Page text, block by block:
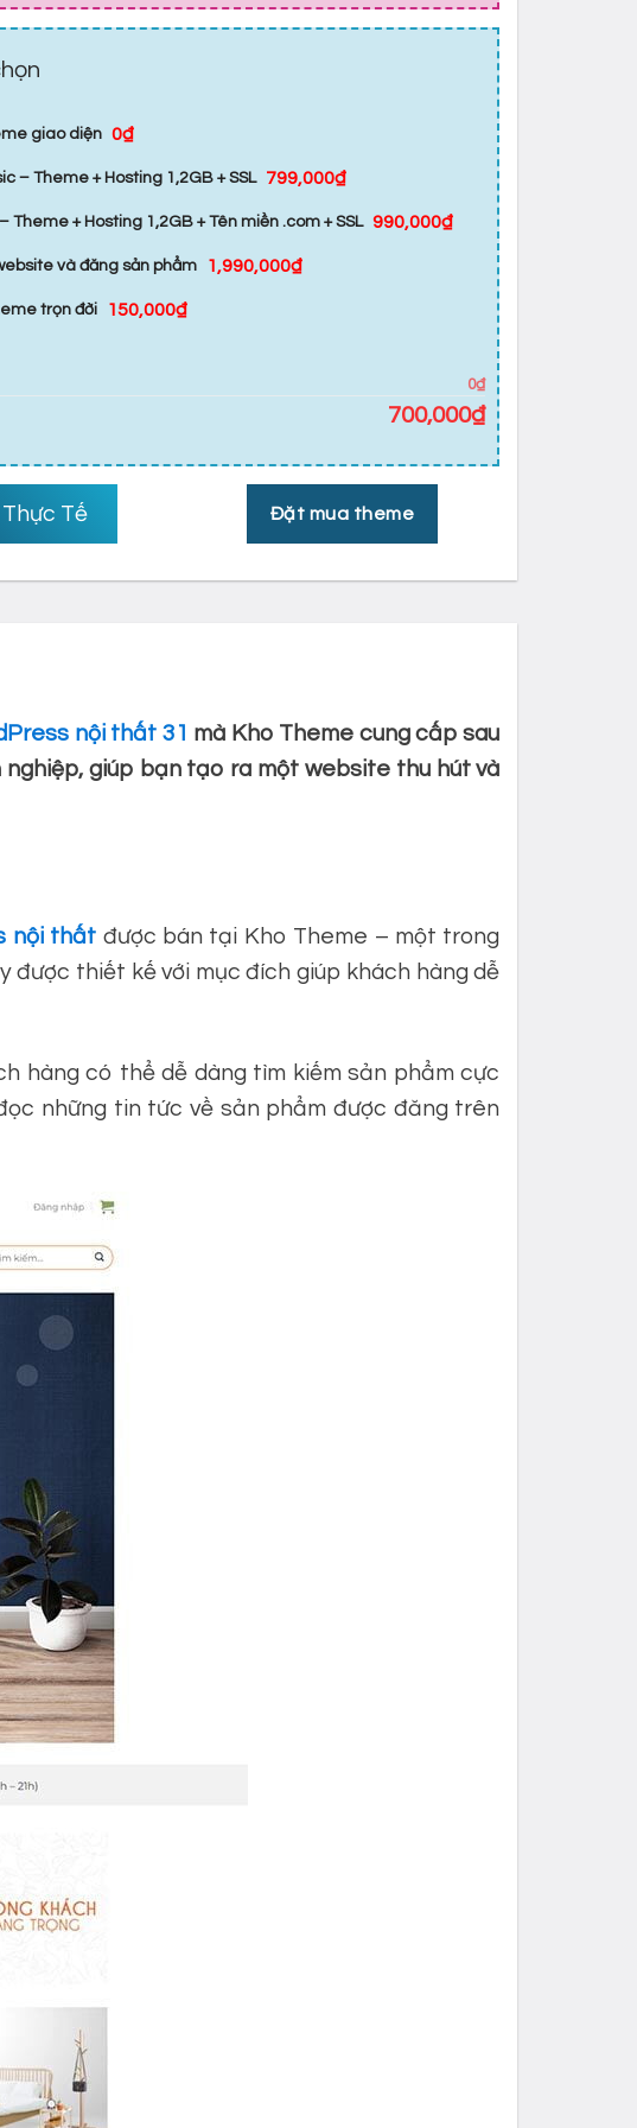
giao diện 0₫
– Theme + Hosting 1,2GB + SSL 799,000₫
Theme + Hosting 1,2GB + Tên miền .com + SSL 990,000₫
và đăng sản phẩm 1,990,000₫
trọn đời 150,000₫
0₫
700,000₫
Đặt mua theme
Tế
nội thất 31 mà Kho Theme cung cấp sau
giúp bạn tạo ra một website thu hút và
nội thất được bán tại Kho Theme – một trong
được thiết kế với mục đích giúp khách hàng dễ
hàng có thể dễ dàng tìm kiếm sản phẩm cực
những tin tức về sản phẩm được đăng trên